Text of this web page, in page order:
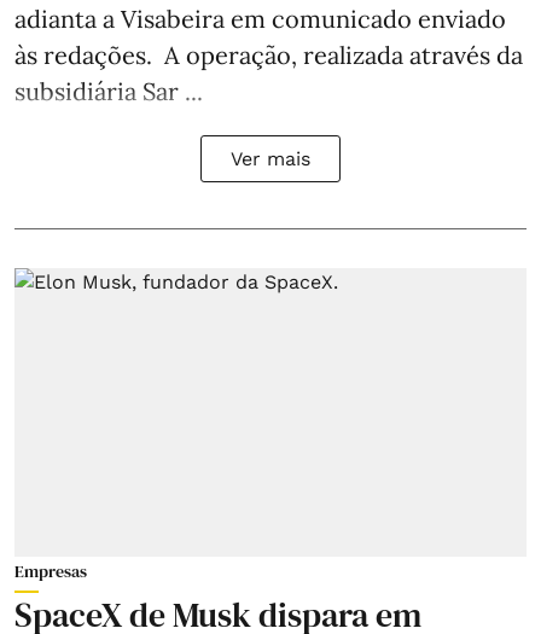
adianta a Visabeira em comunicado enviado
às redações. A operação, realizada através da
subsidiária Sar ...
Ver mais
Empresas
SpaceX de Musk dispara em